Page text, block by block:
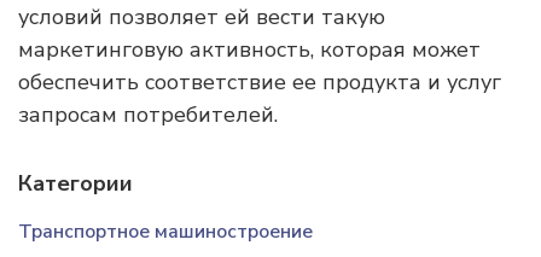
условий позволяет ей вести такую
маркетинговую активность, которая может
обеспечить соответствие ее продукта и услуг
запросам потребителей.
Категории
Транспортное машиностроение